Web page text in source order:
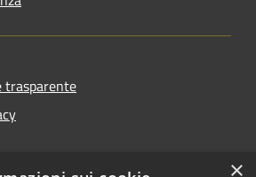
trasparente
×